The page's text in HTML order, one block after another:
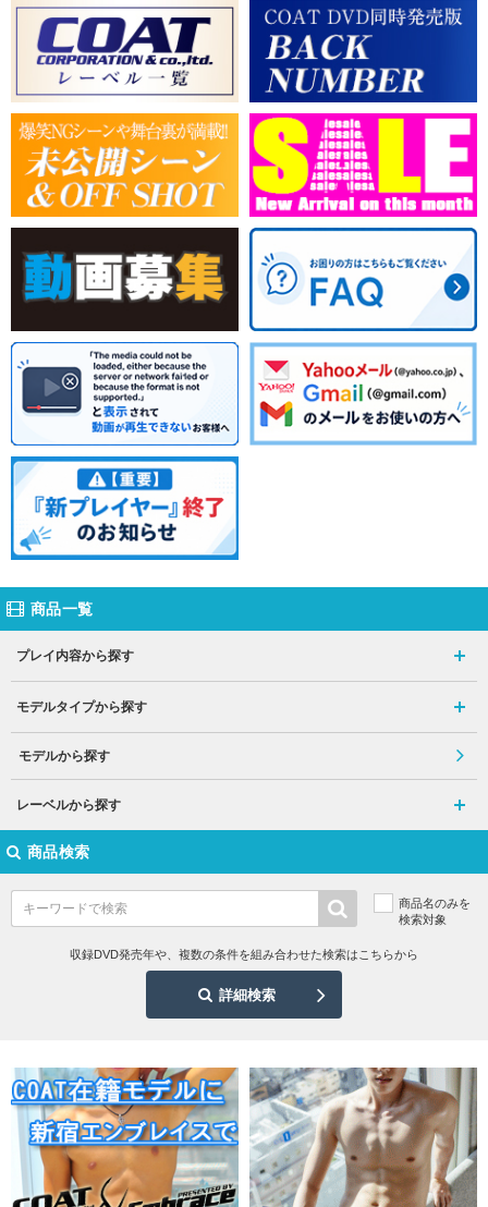
商品一覧
プレイ内容から探す
モデルタイプから探す
モデルから探す
レーベルから探す
商品検索
商品名のみを
検索対象
収録DVD発売年や、複数の条件を組み合わせた検索はこちらから
詳細検索